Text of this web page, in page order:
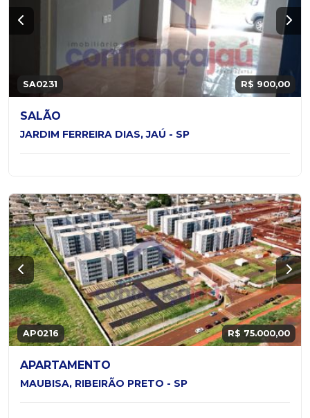
SA0231 R$ 900,00
SALÃO
JARDIM FERREIRA DIAS, JAÚ - SP
AP0216 R$ 75.000,00
APARTAMENTO
MAUBISA, RIBEIRÃO PRETO - SP